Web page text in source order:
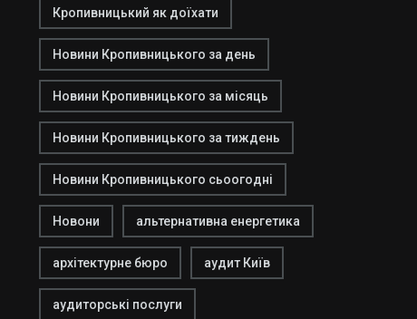
Кропивницький як доїхати
Новини Кропивницького за день
Новини Кропивницького за місяць
Новини Кропивницького за тиждень
Новини Кропивницького сьоогодні
Новони альтернативна енергетика
архітектурне бюро аудит Київ
аудиторські послуги